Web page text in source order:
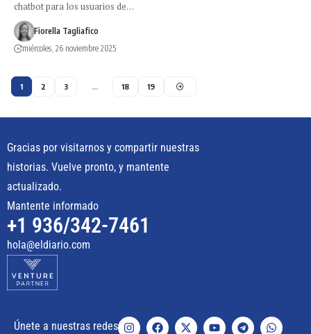
chatbot para los usuarios de…
Fiorella Tagliafico
miércoles, 26 noviembre 2025
1 2 3 … 18 19
Gracias por visitarnos y compartir nuestras
historias. Vuelve pronto, y mantente
actualizado.
Mantente informado
+1 936/342-7461
hola@eldiario.com
Únete a nuestras redes